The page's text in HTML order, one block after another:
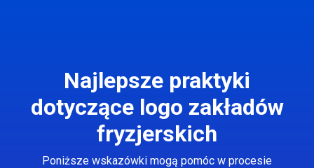
Najlepsze praktyki
dotyczące logo zakładów
fryzjerskich
Poniższe wskazówki mogą pomóc w procesie